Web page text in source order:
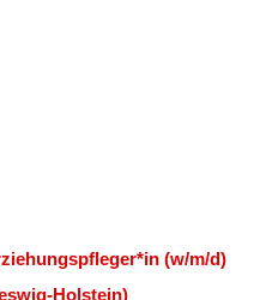
*in (w/m/d)
Holstein)